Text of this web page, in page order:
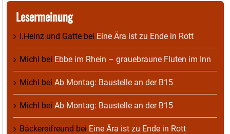
Lesermeinung
I.Heinz und Gatte bei Eine Ära ist zu Ende in Rott
Michl bei Ebbe im Rhein – grauebraune Fluten im Inn
Michl bei Ab Montag: Baustelle an der B15
Michl bei Ab Montag: Baustelle an der B15
Bäckereifreund bei Eine Ära ist zu Ende in Rott